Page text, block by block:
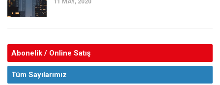
Abonelik / Online Satış
Tüm Sayılarımız